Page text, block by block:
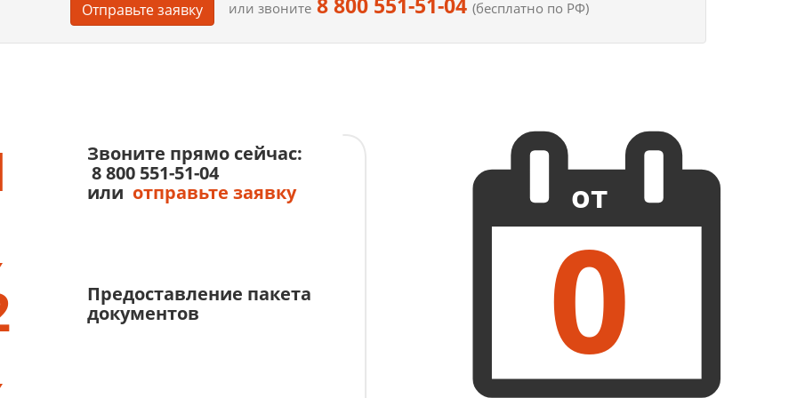
Отправьте заявку или звоните (бесплатно по РФ)
Звоните прямо сейчас:
8 800 551-51-04
или отправьте заявку
Предоставление пакета
документов
от
0